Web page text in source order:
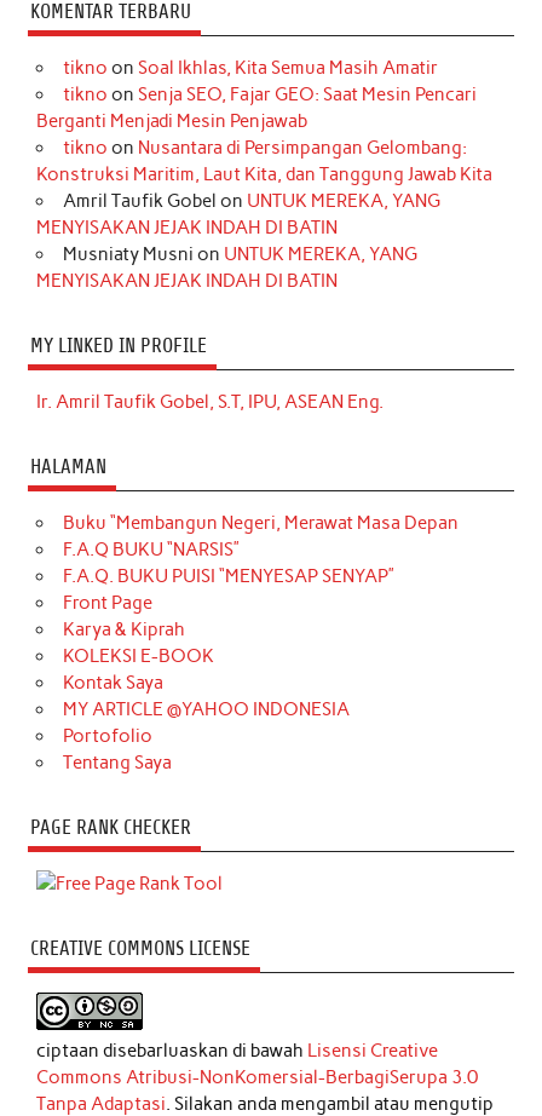
KOMENTAR TERBARU
tikno on Soal Ikhlas, Kita Semua Masih Amatir
tikno on Senja SEO, Fajar GEO: Saat Mesin Pencari
Berganti Menjadi Mesin Penjawab
tikno on Nusantara di Persimpangan Gelombang:
Konstruksi Maritim, Laut Kita, dan Tanggung Jawab Kita
Amril Taufik Gobel on UNTUK MEREKA, YANG
MENYISAKAN JEJAK INDAH DI BATIN
Musniaty Musni on UNTUK MEREKA, YANG
MENYISAKAN JEJAK INDAH DI BATIN
MY LINKED IN PROFILE
Ir. Amril Taufik Gobel, S.T, IPU, ASEAN Eng.
HALAMAN
Buku “Membangun Negeri, Merawat Masa Depan
F.A.Q BUKU “NARSIS”
F.A.Q. BUKU PUISI “MENYESAP SENYAP”
Front Page
Karya & Kiprah
KOLEKSI E-BOOK
Kontak Saya
MY ARTICLE @YAHOO INDONESIA
Portofolio
Tentang Saya
PAGE RANK CHECKER
CREATIVE COMMONS LICENSE
ciptaan disebarluaskan di bawah Lisensi Creative
Commons Atribusi-NonKomersial-BerbagiSerupa 3.0
Tanpa Adaptasi . Silakan anda mengambil atau mengutip